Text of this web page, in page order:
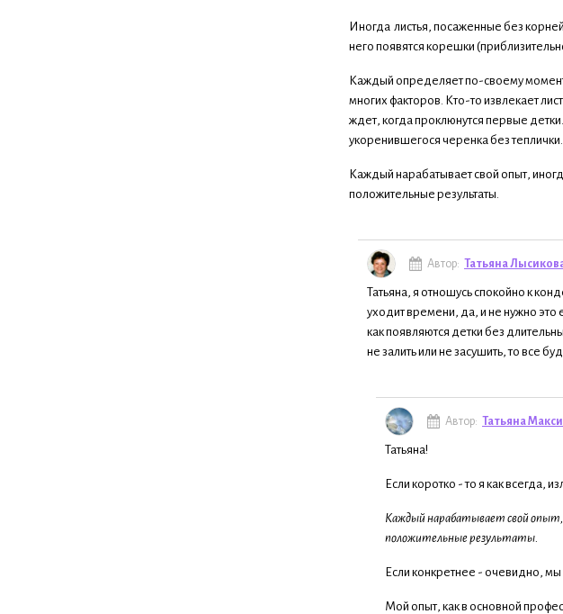
Иногда листья, посаженные без
него появятся корешки
Каждый определяет по-своему момент,
многих факторов. Кто-то извлекает
ждет, когда проклюнутся первые
укоренившегося черенка без
Каждый нарабатывает свой опыт,
положительные результаты.
Автор: Татьяна
Татьяна, я отношусь спокойно к
уходит времени, да, и не нужно это
как появляются детки без
не залить или не засушить, то все
Автор: Татьяна
Татьяна!
Если коротко - то я как всегда,
Каждый нарабатывает свой опыт,
положительные результаты.
Если конкретнее - очевидно,
Мой опыт, как в основной